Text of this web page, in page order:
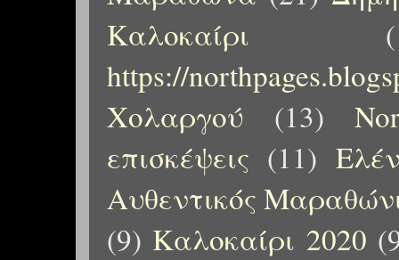
Καλοκαίρι
https://
Χολαργού
(13)
επισκέψεις (11)
Αυθεντικός
(9) Καλοκαίρι 2020